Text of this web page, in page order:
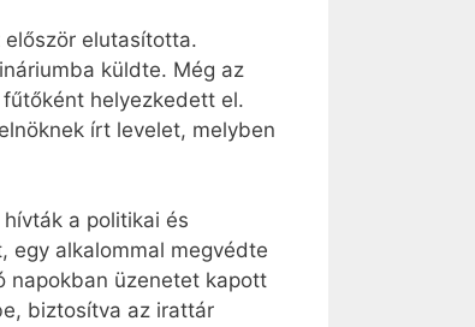
elutasította.
küldte. Még az
helyezkedett el.
írt levelet, melyben
a politikai és
egy alkalommal megvédte
napokban üzenetet kapott
biztosítva az irattár